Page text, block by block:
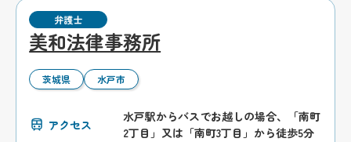
弁護士
美和法律事務所
茨城県 水戸市
アクセス
水戸駅からバスでお越しの場合、「南町
2丁目」又は「南町3丁目」から徒歩5分